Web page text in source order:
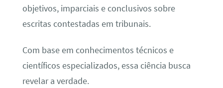
objetivos, imparciais e conclusivos sobre
escritas contestadas em tribunais.
Com base em conhecimentos técnicos e
científicos especializados, essa ciência busca
revelar a verdade.